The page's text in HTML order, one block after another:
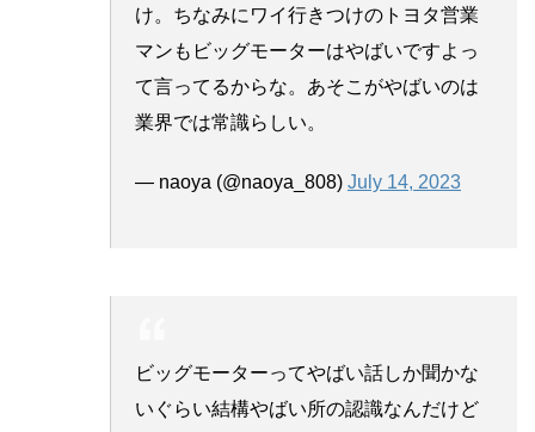
け。ちなみにワイ行きつけのトヨタ営業
マンもビッグモーターはやばいですよっ
て言ってるからな。あそこがやばいのは
業界では常識らしい。
— naoya (@naoya_808) July 14, 2023
ビッグモーターってやばい話しか聞かな
いぐらい結構やばい所の認識なんだけど